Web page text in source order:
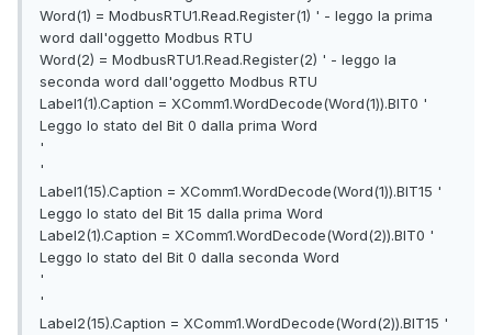
Word(1) = ModbusRTU1.Read.Register(1) ' - leggo la prima
word dall'oggetto Modbus RTU
Word(2) = ModbusRTU1.Read.Register(2) ' - leggo la
seconda word dall'oggetto Modbus RTU
Label1(1).Caption = XComm1.WordDecode(Word(1)).BIT0 '
Leggo lo stato del Bit 0 dalla prima Word
'
'
Label1(15).Caption = XComm1.WordDecode(Word(1)).BIT15 '
Leggo lo stato del Bit 15 dalla prima Word
Label2(1).Caption = XComm1.WordDecode(Word(2)).BIT0 '
Leggo lo stato del Bit 0 dalla seconda Word
'
'
Label2(15).Caption = XComm1.WordDecode(Word(2)).BIT15 '